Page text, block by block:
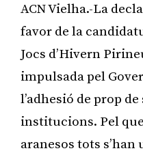
ACN Vielha.-La
favor de la
Jocs d’Hivern
impulsada pel
l’adhesió de prop
institucions. Pel
aranesos tots